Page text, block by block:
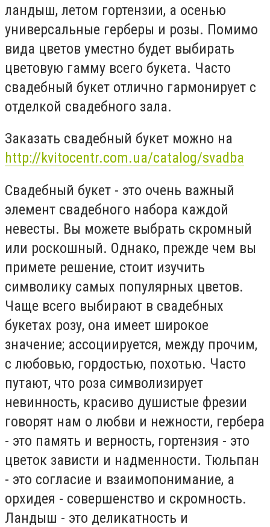
ландыш, летом гортензии, а осенью
универсальные герберы и розы. Помимо
вида цветов уместно будет выбирать
цветовую гамму всего букета. Часто
свадебный букет отлично гармонирует с
отделкой свадебного зала.
Заказать свадебный букет можно на
http://kvitocentr.com.ua/catalog/svadba
Свадебный букет - это очень важный
элемент свадебного набора каждой
невесты. Вы можете выбрать скромный
или роскошный. Однако, прежде чем вы
примете решение, стоит изучить
символику самых популярных цветов.
Чаще всего выбирают в свадебных
букетах розу, она имеет широкое
значение; ассоциируется, между прочим,
с любовью, гордостью, похотью. Часто
путают, что роза символизирует
невинность, красиво душистые фрезии
говорят нам о любви и нежности, гербера
- это память и верность, гортензия - это
цветок зависти и надменности. Тюльпан
- это согласие и взаимопонимание, а
орхидея - совершенство и скромность.
Ландыш - это деликатность и